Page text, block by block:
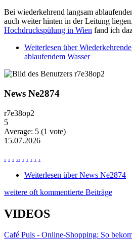
Bei wiederkehrend langsam
auch weiter hinten in der Leitung
Hochdruckspülung in Wien fand ich
Weiterlesen über
ablaufendem Wasser
News Ne2874
r7e38op2
5
Average: 5 (1 vote)
15.07.2026
. . . .. . . . . .
Weiterlesen über News Ne2874
weitere oft kommentierte Beiträge
VIDEOS
Café Puls - Online-Shopping: So